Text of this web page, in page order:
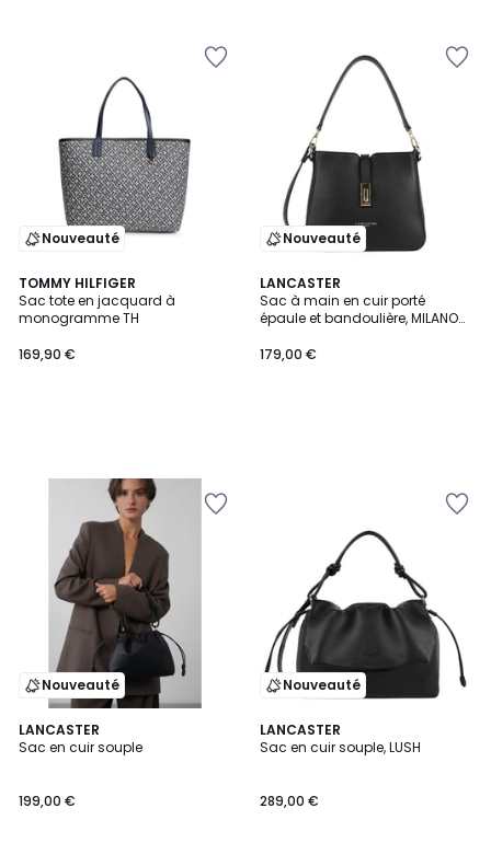
Nouveauté
TOMMY HILFIGER
Sac tote en jacquard à
monogramme TH
169,90 €
Nouveauté
LANCASTER
Sac à main en cuir porté
épaule et bandoulière, MILANO
179,00 €
Nouveauté
LANCASTER
Sac en cuir souple
199,00 €
Nouveauté
LANCASTER
Sac en cuir souple, LUSH
289,00 €